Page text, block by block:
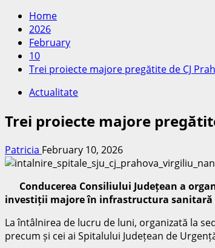
Home
2026
February
10
Trei proiecte majore pregătite de CJ
Actualitate
Trei proiecte majore
Patricia February 10, 2026
Conducerea Consiliului Județean a
investiții majore în infrastructura sanitară
La întâlnirea de lucru de luni, organizată la
precum și cei ai Spitalului Județean de